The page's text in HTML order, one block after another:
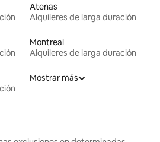
Atenas
Alquileres de larga duración
Montreal
Alquileres de larga duración
Mostrar más